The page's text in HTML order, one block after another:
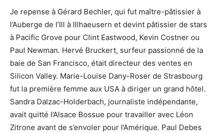
Je repense à Gérard Bechler, qui fut maître-pâtissier à
l’Auberge de l’Ill à Illhaeusern et devint pâtissier de stars
à Pacific Grove pour Clint Eastwood, Kevin Costner ou
Paul Newman. Hervé Bruckert, surfeur passionné de la
baie de San Francisco, était directeur des ventes en
Silicon Valley. Marie-Louise Dany-Roser de Strasbourg
fut la première femme aux USA à diriger un grand hôtel.
Sandra Dalzac-Holderbach, journaliste indépendante,
avait quitté l’Alsace Bossue pour travailler avec Léon
Zitrone avant de s’envoler pour l’Amérique. Paul Debes